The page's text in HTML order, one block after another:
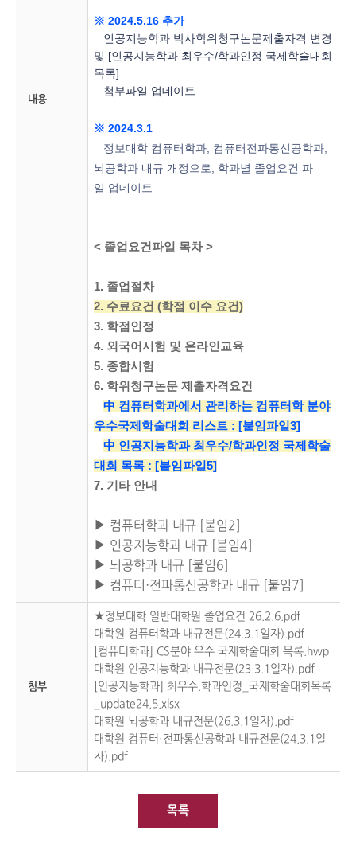
내용
※ 2024.5.16 추가
인공지능학과 박사학위청구논문제출자격 변경
및 [인공지능학과 최우수/학과인정 국제학술대회
목록]
첨부파일 업데이트
※ 2024.3.1
정보대학 컴퓨터학과, 컴퓨터전파통신공학과,
뇌공학과 내규 개정으로, 학과별 졸업요건 파
일 업데이트
< 졸업요건파일 목차 >
1. 졸업절차
2. 수료요건 (학점 이수 요건)
3. 학점인정
4. 외국어시험 및 온라인교육
5. 종합시험
6. 학위청구논문 제출자격요건
中 컴퓨터학과에서 관리하는 컴퓨터학 분야
우수국제학술대회 리스트 : [붙임파일3]
中 인공지능학과 최우수/학과인정 국제학술
대회 목록 : [붙임파일5]
7. 기타 안내
▶ 컴퓨터학과 내규 [붙임2]
▶ 인공지능학과 내규 [붙임4]
▶ 뇌공학과 내규 [붙임6]
▶ 컴퓨터·전파통신공학과 내규 [붙임7]
첨부
★정보대학 일반대학원 졸업요건 26.2.6.pdf
대학원 컴퓨터학과 내규전문(24.3.1일자).pdf
[컴퓨터학과] CS분야 우수 국제학술대회 목록.hwp
대학원 인공지능학과 내규전문(23.3.1일자).pdf
[인공지능학과] 최우수.학과인정_국제학술대회목록
_update24.5.xlsx
대학원 뇌공학과 내규전문(26.3.1일자).pdf
대학원 컴퓨터·전파통신공학과 내규전문(24.3.1일
자).pdf
목록